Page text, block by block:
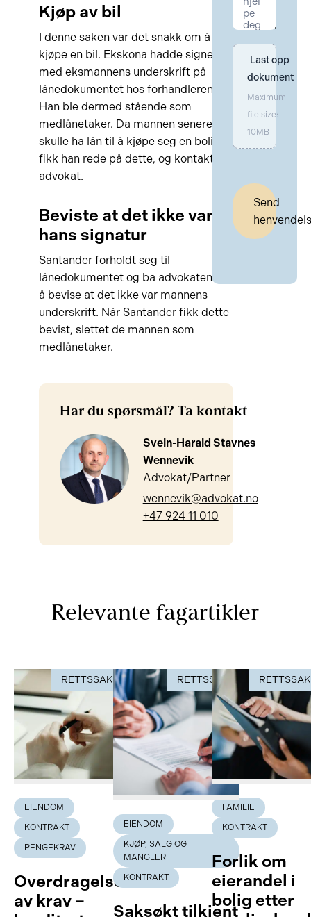
Kjøp av bil
I denne saken var det snakk om å
kjøpe en bil. Ekskona hadde signert
med eksmannens underskrift på
lånedokumentet hos forhandleren.
Han ble dermed stående som
medlånetaker. Da mannen senere
skulle ha lån til å kjøpe seg en bolig,
fikk han rede på dette, og kontaktet
advokat.
Beviste at det ikke var
hans signatur
Santander forholdt seg til
lånedokumentet og ba advokaten om
å bevise at det ikke var mannens
underskrift. Når Santander fikk dette
bevist, slettet de mannen som
medlånetaker.
Har du spørsmål? Ta kontakt
Svein-Harald Stavnes
Wennevik
Advokat/Partner
wennevik@advokat.no
+47 924 11 010
Last opp
dokument
Maximum
file size:
10MB
Send
Relevante fagartikler
RETTSSAK
EIENDOM
KONTRAKT
PENGEKRAV
Overdragelse
av krav –
RETTSSAK
EIENDOM
KJØP, SALG OG
MANGLER
KONTRAKT
Saksøkt tilkjent
RETTSSAK
FAMILIE
KONTRAKT
Forlik om
eierandel i
bolig etter